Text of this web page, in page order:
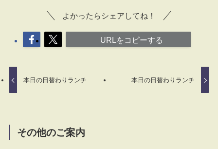
よかったらシェアしてね！
URLをコピーする
本日の日替わりランチ 本日の日替わりランチ
その他のご案内